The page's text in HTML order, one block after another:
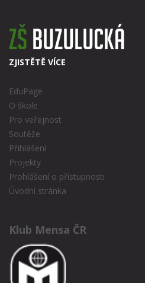
ZJISTĚTĚ VÍCE
EduPage
O škole
Pro veřejnost
Soutěže
Přihlášení
Projekty
Prohlášení o přístupnosti
Úvodní stránka
Klub Mensa ČR